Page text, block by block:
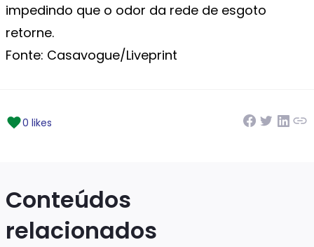
impedindo que o odor da rede de esgoto
retorne.
Fonte: Casavogue/Liveprint
0 likes
Conteúdos
relacionados